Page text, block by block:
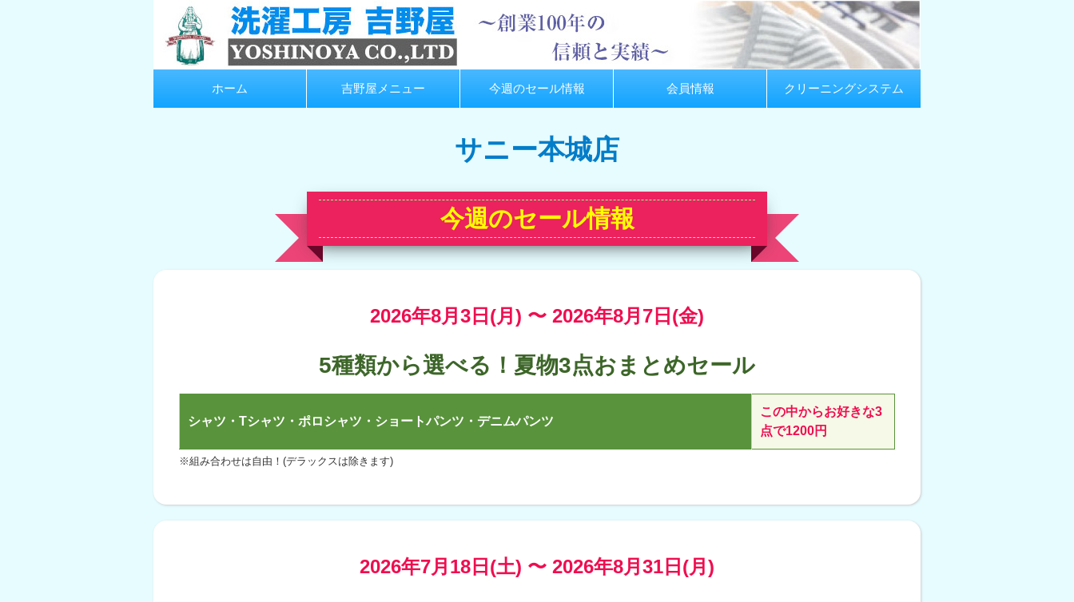
ホーム 吉野屋メニュー 今週のセール情報 会員情報 クリーニングシステム
サニー本城店
今週のセール情報
2026年8月3日(月) 〜 2026年8月7日(金)
5種類から選べる！夏物3点おまとめセール
シャツ・Tシャツ・ポロシャツ・ショートパンツ・デニムパンツ
この中からお好きな3
点で1200円
※組み合わせは自由！(デラックスは除きます)
2026年7月18日(土) 〜 2026年8月31日(月)